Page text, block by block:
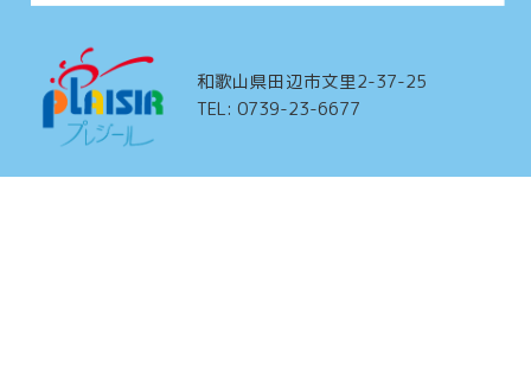
和歌山県田辺市文里2-37-25
TEL: 0739-23-6677